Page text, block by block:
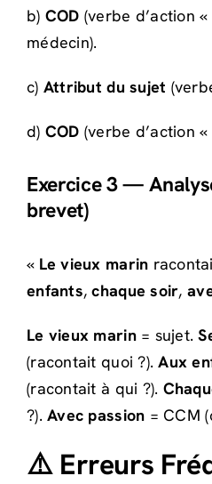
b) COD (verbe d’action
médecin).
c) Attribut du sujet
d) COD (verbe d’action «
Exercice 3 —
brevet)
« Le vieux marin
enfants,chaque soir,
Le vieux marin= sujet.
(racontait quoi ?).Aux
(racontait à qui ?).
?).Avec passion = CCM
⚠️ Erreurs